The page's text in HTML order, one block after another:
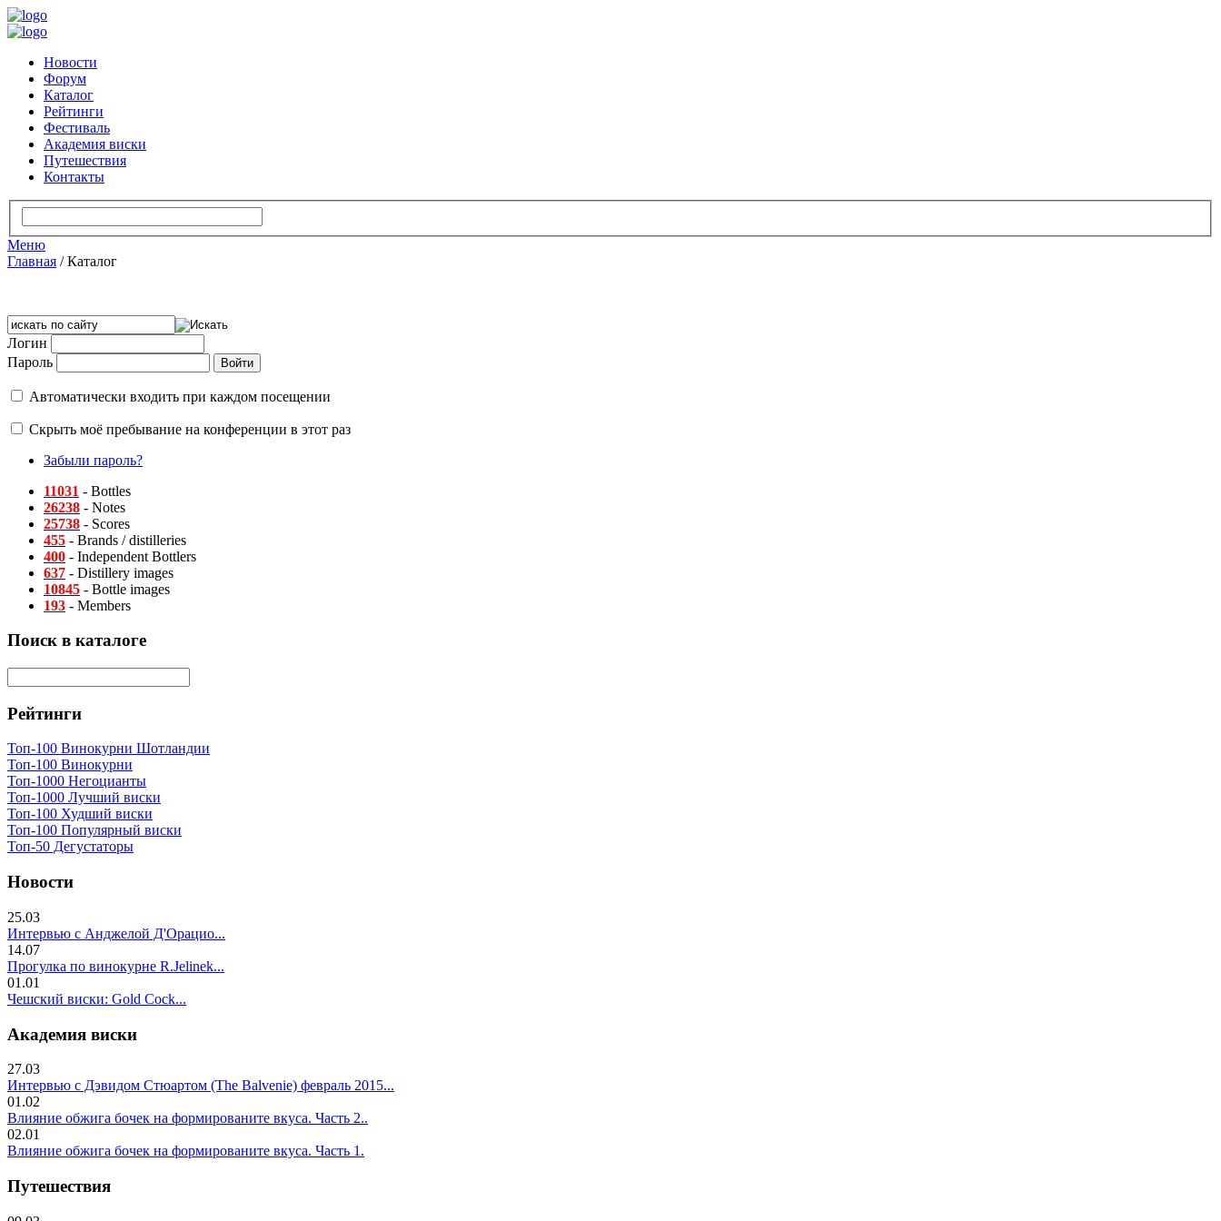
Новости
Форум
Каталог
Рейтинги
Фестиваль
Академия виски
Путешествия
Контакты
Меню
Главная /Каталог
Логин
Пароль
Автоматически входить при каждом посещении
Скрыть моё пребывание на конференции в этот раз
Забыли пароль?
11031 - Bottles
26238 - Notes
25738 - Scores
455 - Brands / distilleries
400 - Independent Bottlers
637 - Distillery images
10845 - Bottle images
193 - Members
Поиск в каталоге
Рейтинги
Топ-100 Винокурни Шотландии
Топ-100 Винокурни
Топ-1000 Негоцианты
Топ-1000 Лучший виски
Топ-100 Худший виски
Топ-100 Популярный виски
Топ-50 Дегустаторы
Новости
25.03
Интервью с Анджелой Д'Орацио...
14.07
Прогулка по винокурне R.Jelinek...
01.01
Чешский виски: Gold Cock...
Академия виски
27.03
Интервью с Дэвидом Стюартом (The Balvenie) февраль 2015...
01.02
Влияние обжига бочек на формированите вкуса. Часть 2..
02.01
Влияние обжига бочек на формированите вкуса. Часть 1.
Путешествия